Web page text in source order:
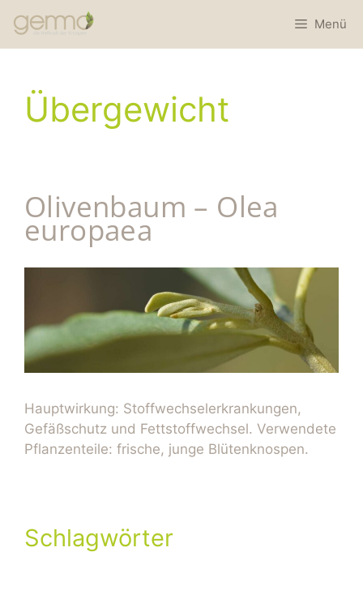
Menü
Übergewicht
Olivenbaum – Olea
europaea
Hauptwirkung: Stoffwechselerkrankungen,
Gefäßschutz und Fettstoffwechsel. Verwendete
Pflanzenteile: frische, junge Blütenknospen.
Schlagwörter